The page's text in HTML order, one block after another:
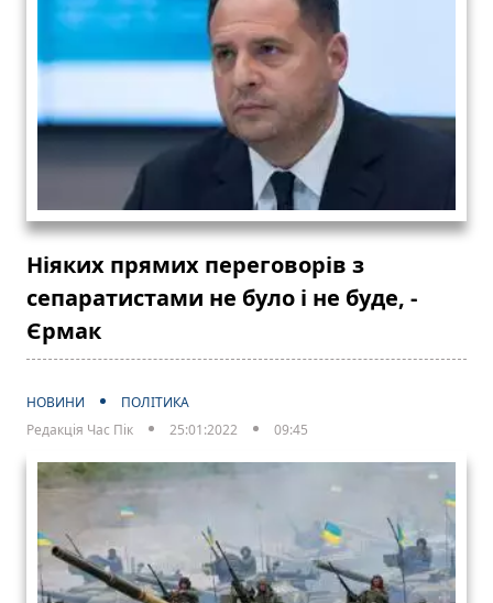
Ніяких прямих переговорів з
сепаратистами не було і не буде, -
Єрмак
НОВИНИ
ПОЛІТИКА
Редакція Час Пік
25:01:2022 09:45